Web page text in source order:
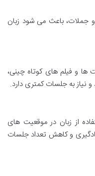
و جملات، باعث می شود زبان
ها و فیلم های کوتاه چینی،
نیاز به جلسات کمتری دارد.
از زبان در موقعیت های
و کاهش تعداد جلسات